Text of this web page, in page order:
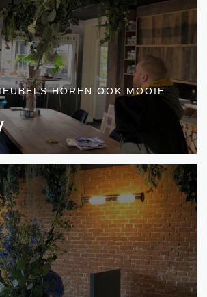
HOREN OOK MOOIE